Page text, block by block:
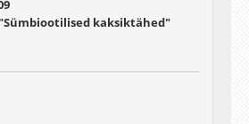
kaksiktähed"